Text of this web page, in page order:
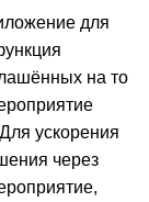
для
на то
ускорения
через